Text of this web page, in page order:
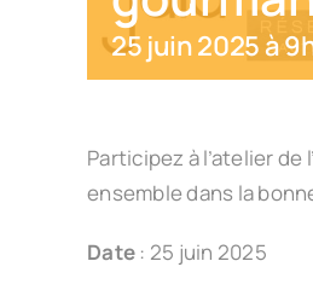
25 juin 2025 à
Participez à l’atelier
ensemble dans la
Date : 25 juin 2025